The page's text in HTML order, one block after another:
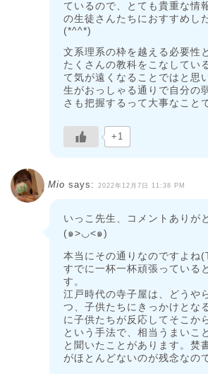
ているので、とても貴重な情
の生徒さんたちにおすすめし
(*^^*)
文系理系の枠を越える必要性
たくさんの教科をこなしてい
て気が遠くなることではと思
生がおっしゃる通りで自分の
さも把握するって大事なこと
+1
Mio says: 2022年12月7日 11:38 PM
いっこ先生、コメントありが
(๑>◡<๑)
本当にその通りなのですよね
すでに一杯一杯頑張っている
す。
江戸時代の寺子屋は、どうや
つ、子供たちにきっかけとな
に子供たちが反応してそこか
という手法で、相当うまいこ
と聞いたことがあります。焚
がほとんどないのが残念なの